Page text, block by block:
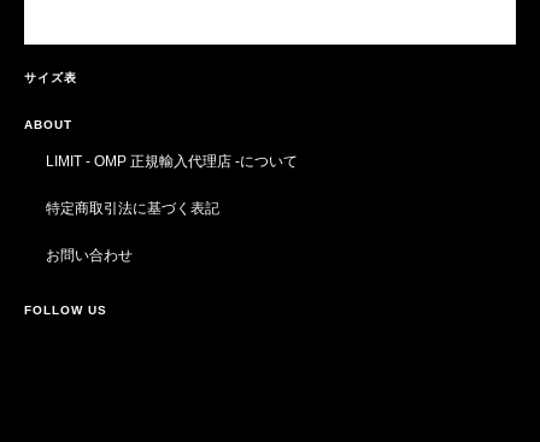
サイズ表
ABOUT
LIMIT - OMP 正規輸入代理店 -について
特定商取引法に基づく表記
お問い合わせ
FOLLOW US